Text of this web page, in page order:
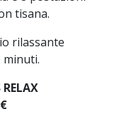
tisana.
rilassante
minuti.